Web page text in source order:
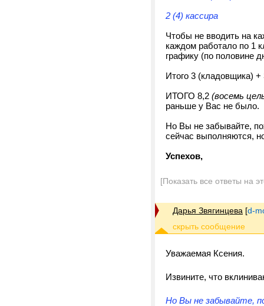
2 (4) кассира
Чтобы не вводить на
каждом работало по 1
графику (по половине
Итого 3 (кладовщика)
ИТОГО 8,2 (восемь
раньше у Вас не было.
Но Вы не забывайте,
сейчас выполняются,
Успехов,
[Показать все ответы на
Дарья Звягинцева [d-
Уважаемая Ксения.
Извините, что
Но Вы не забывайте,